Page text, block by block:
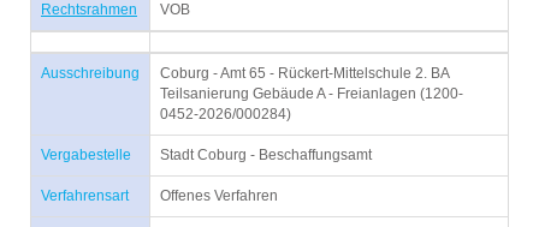
Rechtsrahmen VOB
Ausschreibung
Coburg - Amt 65 - Rückert-Mittelschule 2. BA
Teilsanierung Gebäude A - Freianlagen (1200-
0452-2026/000284)
Vergabestelle Stadt Coburg - Beschaffungsamt
Verfahrensart Offenes Verfahren